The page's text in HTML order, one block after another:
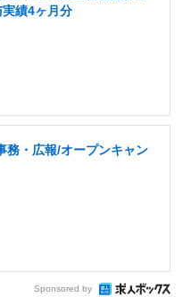
績4ヶ月分
務・広報/オープンキャン
Sponsored by